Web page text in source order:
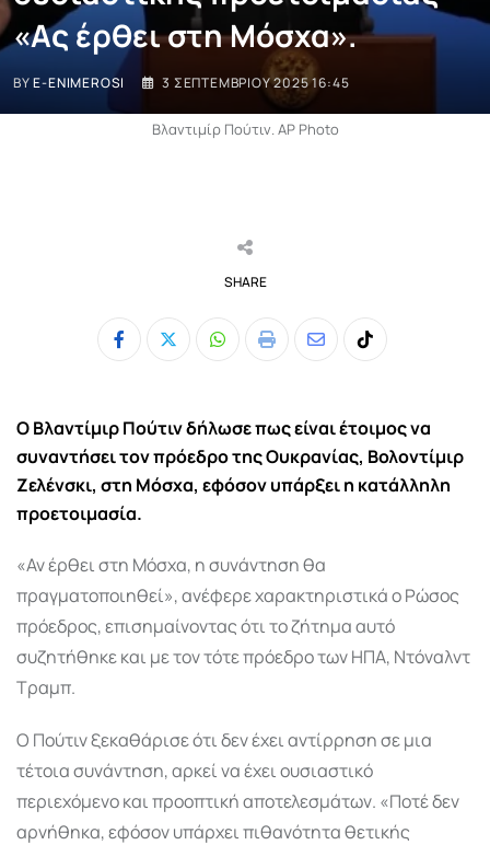
«Ας έρθει στη Μόσχα».
BYE-ENIMEROSI 3 ΣΕΠΤΕΜΒΡΊΟΥ 2025 16:45
Βλαντιμίρ Πούτιν. AP Photo
SHARE
Whatsapp
Print
ShareTiktok
Ο Βλαντίμιρ Πούτιν δήλωσε πως είναι έτοιμος να
συναντήσει τον πρόεδρο της Ουκρανίας, Βολοντίμιρ
Ζελένσκι, στη Μόσχα, εφόσον υπάρξει η κατάλληλη
προετοιμασία.
«Αν έρθει στη Μόσχα, η συνάντηση θα
πραγματοποιηθεί», ανέφερε χαρακτηριστικά ο Ρώσος
πρόεδρος, επισημαίνοντας ότι το ζήτημα αυτό
συζητήθηκε και με τον τότε πρόεδρο των ΗΠΑ, Ντόναλντ
Τραμπ.
Ο Πούτιν ξεκαθάρισε ότι δεν έχει αντίρρηση σε μια
τέτοια συνάντηση, αρκεί να έχει ουσιαστικό
περιεχόμενο και προοπτική αποτελεσμάτων. «Ποτέ δεν
αρνήθηκα, εφόσον υπάρχει πιθανότητα θετικής